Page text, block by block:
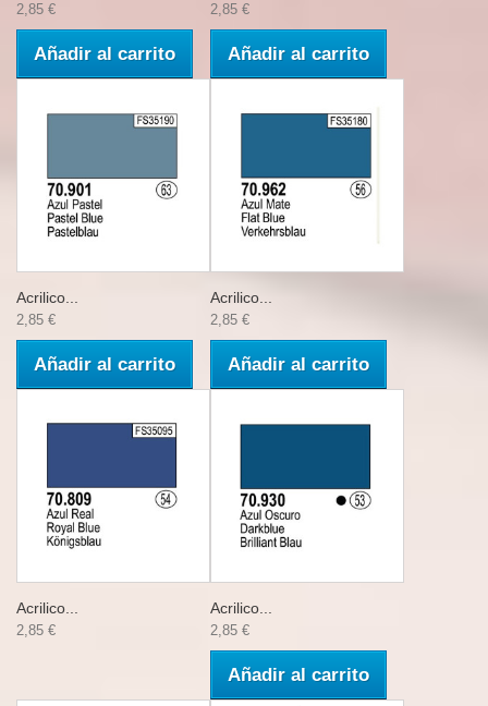
2,85 €
Añadir al carrito
2,85 €
Añadir al carrito
Acrilico...
2,85 €
Añadir al carrito
Acrilico...
2,85 €
Añadir al carrito
Acrilico...
2,85 €
Acrilico...
2,85 €
Añadir al carrito